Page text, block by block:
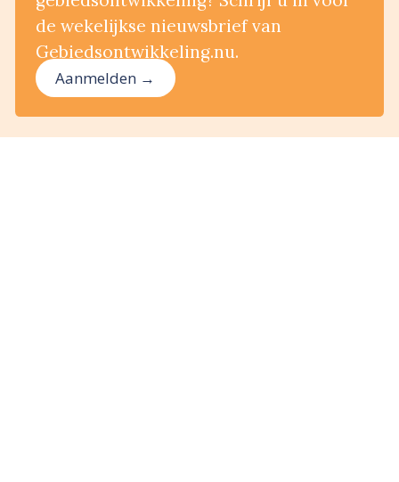
de wekelijkse nieuwsbrief van
Gebiedsontwikkeling.nu.
Aanmelden →